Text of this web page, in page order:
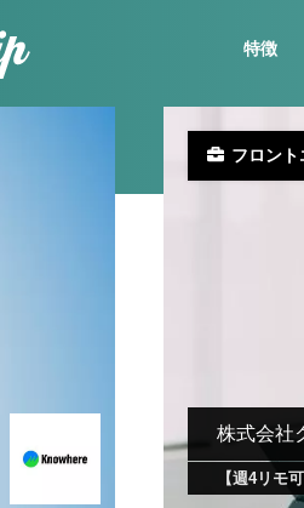
特徴
株式会社
【週4リモ
フロン